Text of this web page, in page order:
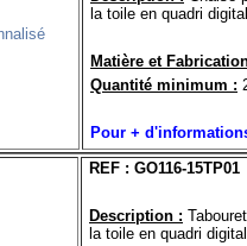
la toile en quadri
Matière et
Quantité minimum :
Pour +
REF : GO116-15TP01
Description :
la toile en quadri